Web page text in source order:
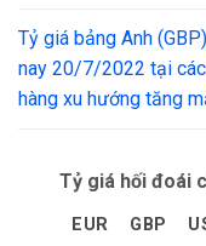
Tỷ giá bảng Anh
nay 20/7/2022 tại
hàng xu hướng tăng
Tỷ giá hối đoái
EUR GBP